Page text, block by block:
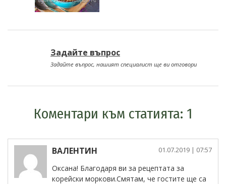
Задайте въпрос
Задайте въпрос, нашият специалист ще ви отговори
Коментари към статията: 1
ВАЛЕНТИН 01.07.2019 | 07:57
Оксана! Благодаря ви за рецептата за
корейски моркови.Смятам, че гостите ще са